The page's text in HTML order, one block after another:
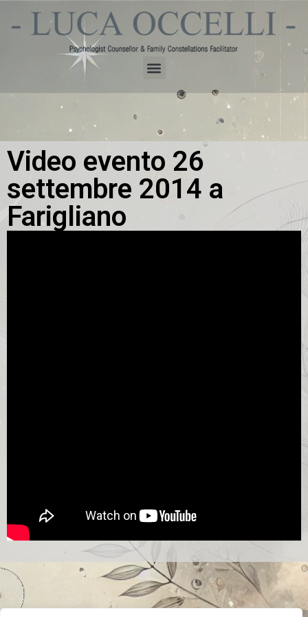
Video evento 26
settembre 2014 a
Farigliano